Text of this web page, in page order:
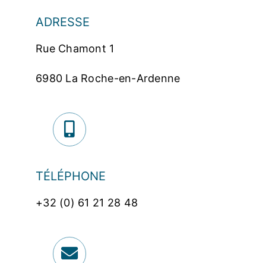
ADRESSE
Rue Chamont 1
6980 La Roche-en-Ardenne
TÉLÉPHONE
+32 (0) 61 21 28 48